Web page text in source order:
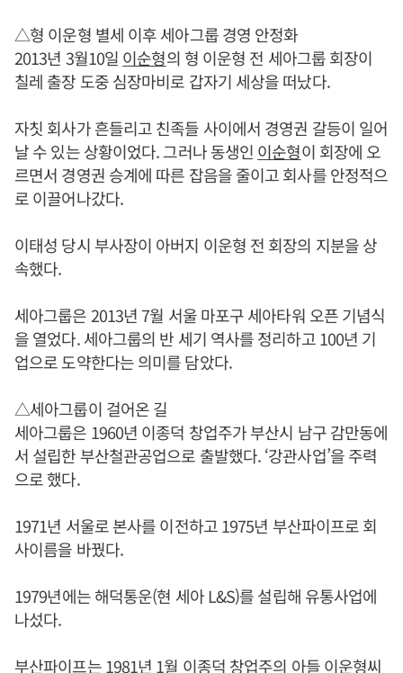
△형 이운형 별세 이후 세아그룹 경영 안정화
2013년 3월10일 이순형의 형 이운형 전 세아그룹 회장이
칠레 출장 도중 심장마비로 갑자기 세상을 떠났다.
자칫 회사가 흔들리고 친족들 사이에서 경영권 갈등이 일어
날 수 있는 상황이었다. 그러나 동생인 이순형이 회장에 오
르면서 경영권 승계에 따른 잡음을 줄이고 회사를 안정적으
로 이끌어나갔다.
이태성 당시 부사장이 아버지 이운형 전 회장의 지분을 상
속했다.
세아그룹은 2013년 7월 서울 마포구 세아타워 오픈 기념식
을 열었다. 세아그룹의 반 세기 역사를 정리하고 100년 기
업으로 도약한다는 의미를 담았다.
△세아그룹이 걸어온 길
세아그룹은 1960년 이종덕 창업주가 부산시 남구 감만동에
서 설립한 부산철관공업으로 출발했다. ‘강관사업’을 주력
으로 했다.
1971년 서울로 본사를 이전하고 1975년 부산파이프로 회
사이름을 바꿨다.
1979년에는 해덕통운(현 세아 L&S)를 설립해 유통사업에
나섰다.
부산파이프는 1981년 1월 이종덕 창업주의 아들 이운형씨